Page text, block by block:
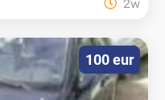
2w
100 eur